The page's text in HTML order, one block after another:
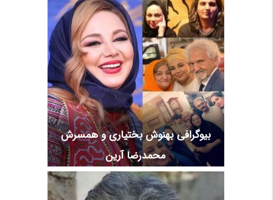
بیوگرافی بهنوش بختیاری و همسرش
محمدرضا آرین